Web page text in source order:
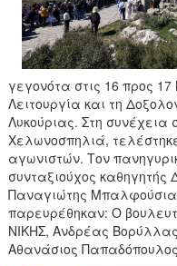
γεγονότα στις 16 προς
Λειτουργία και τη
Λυκούριας. Στη συνέχεια
Χελωνοσπηλιά,
αγωνιστών. Τον
συνταξιούχος καθηγητής
Παναγιώτης
παρευρέθηκαν: Ο
ΝΙΚΗΣ, Ανδρέας
Αθανάσιος